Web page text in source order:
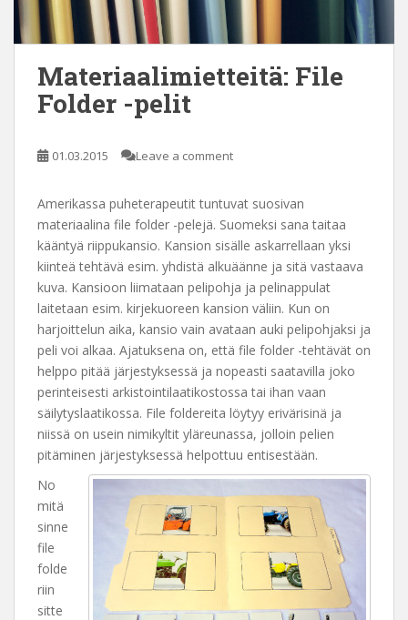
Materiaalimietteitä: File
Folder -pelit
01.03.2015 Leave a comment
Amerikassa puheterapeutit tuntuvat suosivan
materiaalina file folder -pelejä. Suomeksi sana taitaa
kääntyä riippukansio. Kansion sisälle askarrellaan yksi
kiinteä tehtävä esim. yhdistä alkuäänne ja sitä vastaava
kuva. Kansioon liimataan pelipohja ja pelinappulat
laitetaan esim. kirjekuoreen kansion väliin. Kun on
harjoittelun aika, kansio vain avataan auki pelipohjaksi ja
peli voi alkaa. Ajatuksena on, että file folder -tehtävät on
helppo pitää järjestyksessä ja nopeasti saatavilla joko
perinteisesti arkistointilaatikostossa tai ihan vaan
säilytyslaatikossa. File foldereita löytyy erivärisinä ja
niissä on usein nimikyltit yläreunassa, jolloin pelien
pitäminen järjestyksessä helpottuu entisestään.
No
mitä
sinne
file
folde
riin
sitte